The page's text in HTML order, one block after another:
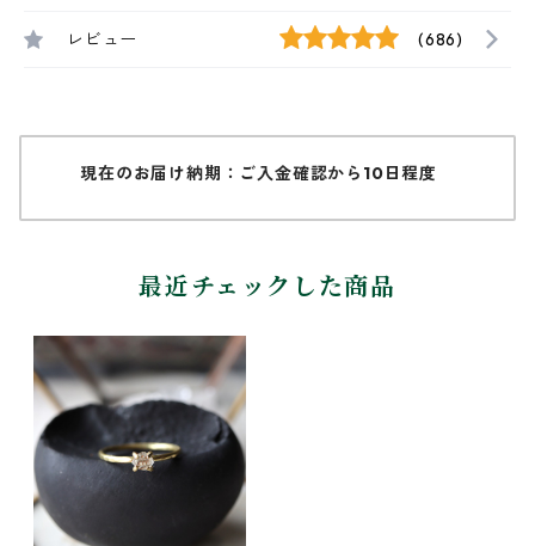
レビュー (686)
現在のお届け納期：ご入金確認から10日程度
最近チェックした商品